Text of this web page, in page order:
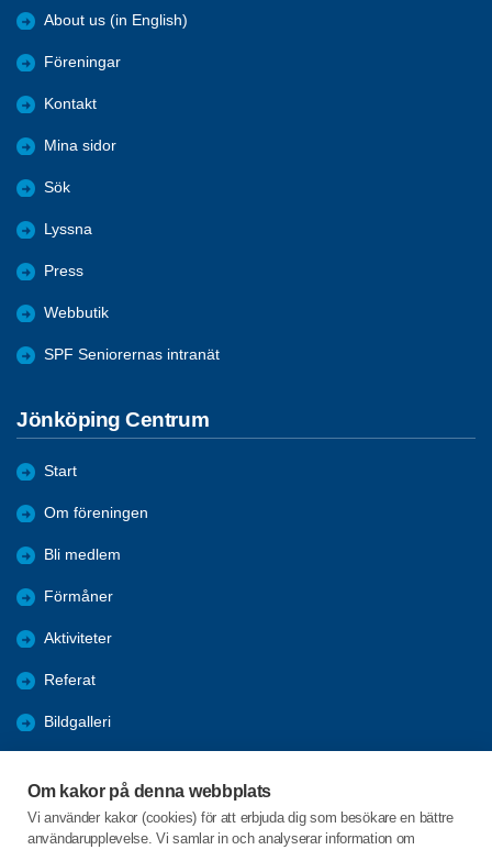
Om kakor på denna webbplats
Vi använder kakor (cookies) för att erbjuda dig som besökare en bättre
användarupplevelse. Vi samlar in och analyserar information om
About us (in English)
Föreningar
Kontakt
Mina sidor
Sök
Lyssna
Press
Webbutik
SPF Seniorernas intranät
Jönköping Centrum
Start
Om föreningen
Bli medlem
Förmåner
Aktiviteter
Referat
Bildgalleri